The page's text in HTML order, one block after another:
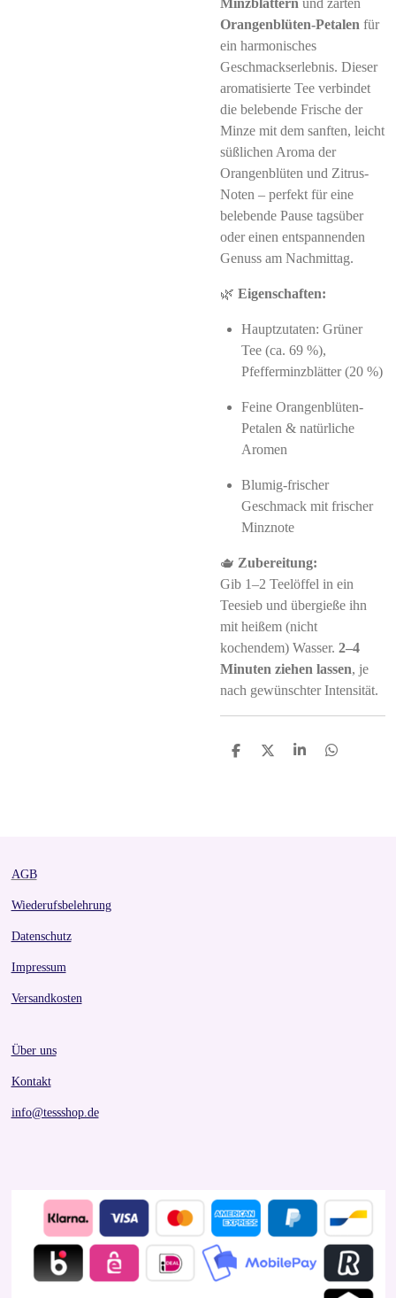
Minzblättern und zarten
Orangenblüten-Petalen für
ein harmonisches
Geschmackserlebnis. Dieser
aromatisierte Tee verbindet
die belebende Frische der
Minze mit dem sanften, leicht
süßlichen Aroma der
Orangenblüten und Zitrus-
Noten – perfekt für eine
belebende Pause tagsüber
oder einen entspannenden
Genuss am Nachmittag.
🌿 Eigenschaften:
Hauptzutaten: Grüner
Tee (ca. 69 %),
Pfefferminzblätter (20 %)
Feine Orangenblüten-
Petalen & natürliche
Aromen
Blumig-frischer
Geschmack mit frischer
Minznote
🫖 Zubereitung:
Gib 1–2 Teelöffel in ein
Teesieb und übergieße ihn
mit heißem (nicht
kochendem) Wasser. 2–4
Minuten ziehen lassen, je
nach gewünschter Intensität.
S
S
S
S
AGB
Wiederufsbelehrung
Datenschutz
Impressum
Versandkosten
Über uns
Kontakt
info@tessshop.de